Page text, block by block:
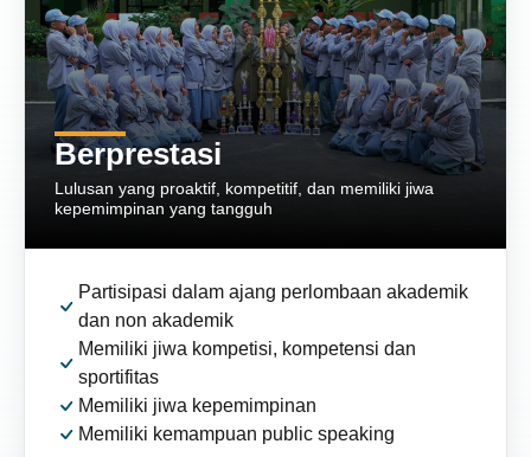
Berprestasi
Lulusan yang proaktif, kompetitif, dan memiliki jiwa
kepemimpinan yang tangguh
Partisipasi dalam ajang perlombaan akademik
dan non akademik
Memiliki jiwa kompetisi, kompetensi dan
sportifitas
Memiliki jiwa kepemimpinan
Memiliki kemampuan public speaking